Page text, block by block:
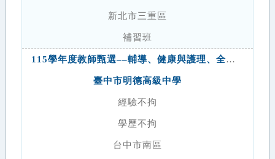
新北市三重區
補習班
115學年度教師甄選––輔導、健康與護理、全民國防教育
臺中市明德高級中學
經驗不拘
學歷不拘
台中市南區